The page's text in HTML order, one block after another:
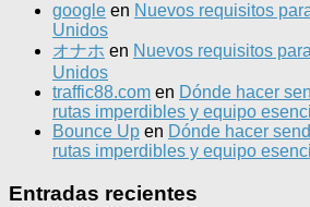
google en Nuevos requisitos
Unidos
オナホ en Nuevos requisitos
Unidos
traffic88.com en Dónde hacer
rutas imperdibles y equipo
Bounce Up en Dónde hacer
rutas imperdibles y equipo
Entradas recientes